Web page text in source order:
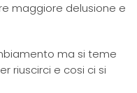
maggiore delusione e
ma si teme
riuscirci e cosi ci si